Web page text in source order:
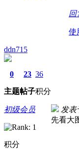
回
使
ddn715
0
主题
23
帖子
36
积分
初级会员
积分
发表
先看大